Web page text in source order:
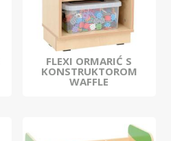
FLEXI ORMARIĆ S
KONSTRUKTOROM
WAFFLE